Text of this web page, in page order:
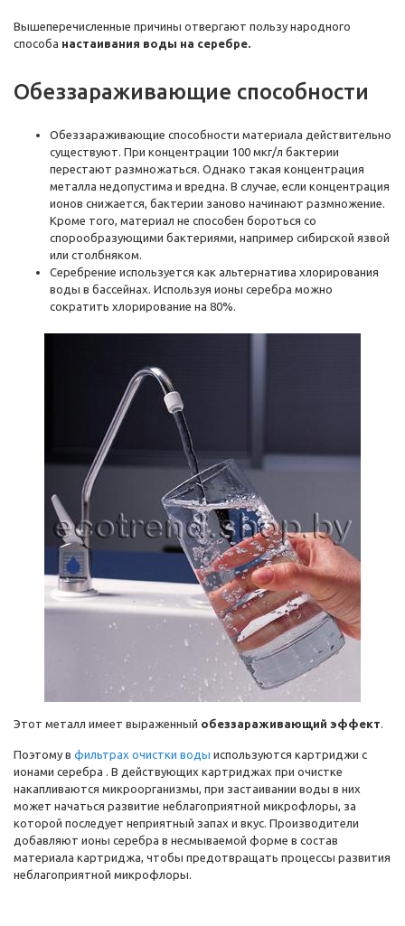
Вышеперечисленные причины отвергают пользу народного
способа настаивания воды на серебре.
Обеззараживающие способности
Обеззараживающие способности материала действительно
существуют. При концентрации 100 мкг/л бактерии
перестают размножаться. Однако такая концентрация
металла недопустима и вредна. В случае, если концентрация
ионов снижается, бактерии заново начинают размножение.
Кроме того, материал не способен бороться со
спорообразующими бактериями, например сибирской язвой
или столбняком.
Серебрение используется как альтернатива хлорирования
воды в бассейнах. Используя ионы серебра можно
сократить хлорирование на 80%.
Этот металл имеет выраженный обеззараживающий эффект.
Поэтому в фильтрах очистки воды используются картриджи с
ионами серебра . В действующих картриджах при очистке
накапливаются микроорганизмы, при застаивании воды в них
может начаться развитие неблагоприятной микрофлоры, за
которой последует неприятный запах и вкус. Производители
добавляют ионы серебра в несмываемой форме в состав
материала картриджа, чтобы предотвращать процессы развития
неблагоприятной микрофлоры.